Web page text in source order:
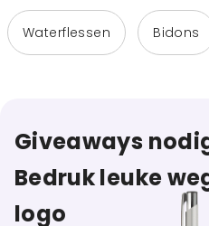
Waterflessen Bidons
Giveaways
Bedruk leuke
logo